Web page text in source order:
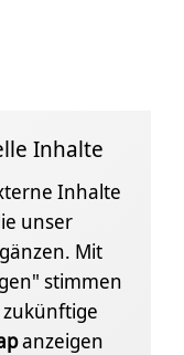
Inhalte
Inhalte
unser
Mit
stimmen
zukünftige
anzeigen